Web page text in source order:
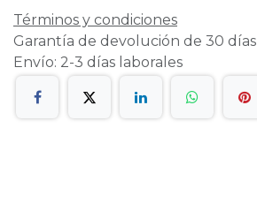
Términos y condiciones
Garantía de devolución de 30 días
Envío: 2-3 días laborales